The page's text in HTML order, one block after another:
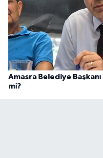
Amasra Belediye
mi?